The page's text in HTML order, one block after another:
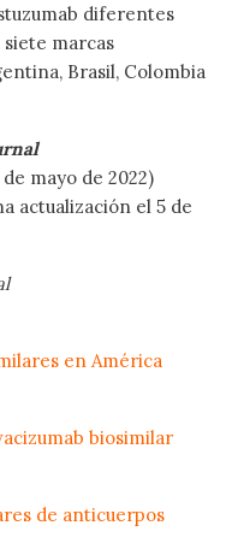
diferentes
marcas
Brasil, Colombia
mayo de 2022)
actualización el 5 de
en América
biosimilar
de anticuerpos